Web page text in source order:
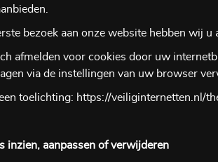
bezoek aan onze website hebben wij
afmelden voor cookies door uw
via de instellingen van uw browser
toelichting: https://
inzien, aanpassen of verwijderen